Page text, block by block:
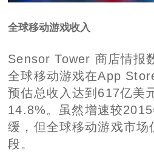
全球移动游戏收入
Sensor Tower 商店情报
全球移动游戏在App
预估总收入达到617亿美
14.8%。虽然增速较
缓，但全球移动游戏市场
段。